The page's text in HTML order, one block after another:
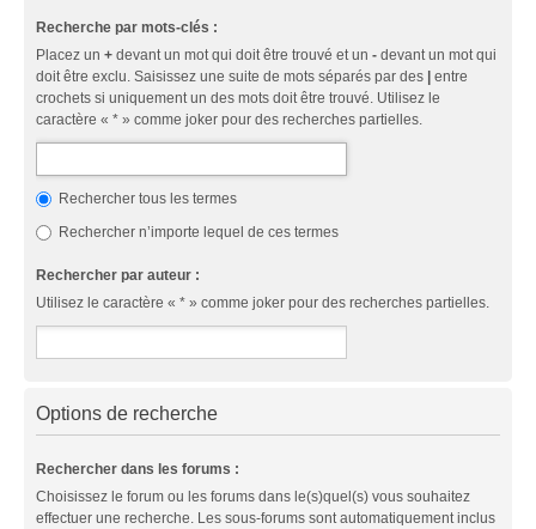
Recherche par mots-clés :
Placez un + devant un mot qui doit être trouvé et un - devant un mot qui
doit être exclu. Saisissez une suite de mots séparés par des | entre
crochets si uniquement un des mots doit être trouvé. Utilisez le
caractère « * » comme joker pour des recherches partielles.
Rechercher tous les termes
Rechercher n’importe lequel de ces termes
Rechercher par auteur :
Utilisez le caractère « * » comme joker pour des recherches partielles.
Options de recherche
Rechercher dans les forums :
Choisissez le forum ou les forums dans le(s)quel(s) vous souhaitez
effectuer une recherche. Les sous-forums sont automatiquement inclus